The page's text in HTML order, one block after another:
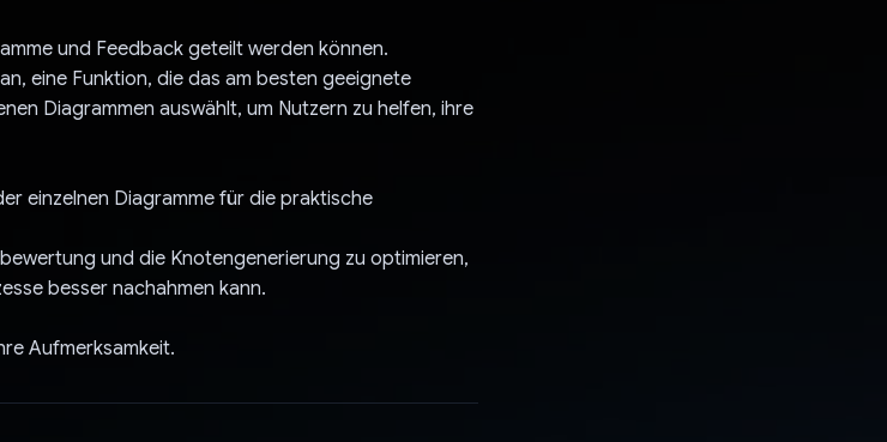
und Feedback geteilt werden können.
eine Funktion, die das am besten geeignete
Diagrammen auswählt, um Nutzern zu helfen, ihre
einzelnen Diagramme für die praktische
und die Knotengenerierung zu optimieren,
besser nachahmen kann.
Aufmerksamkeit.